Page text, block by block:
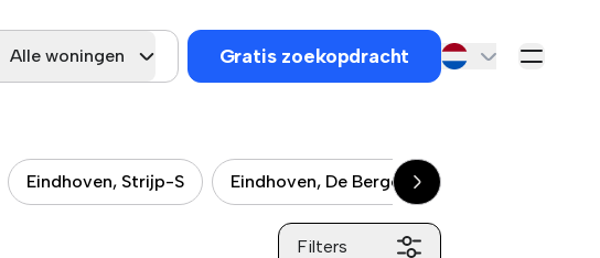
Alle woningen Gratis zoekopdracht
Eindhoven, Strijp-S Eindhoven, De Bergen
Filters